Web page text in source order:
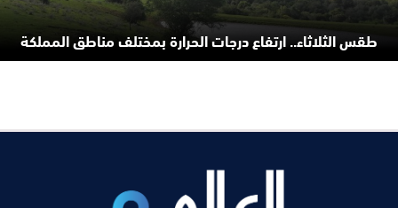
طقس الثلاثاء.. ارتفاع درجات الحرارة بمختلف مناطق المملكة